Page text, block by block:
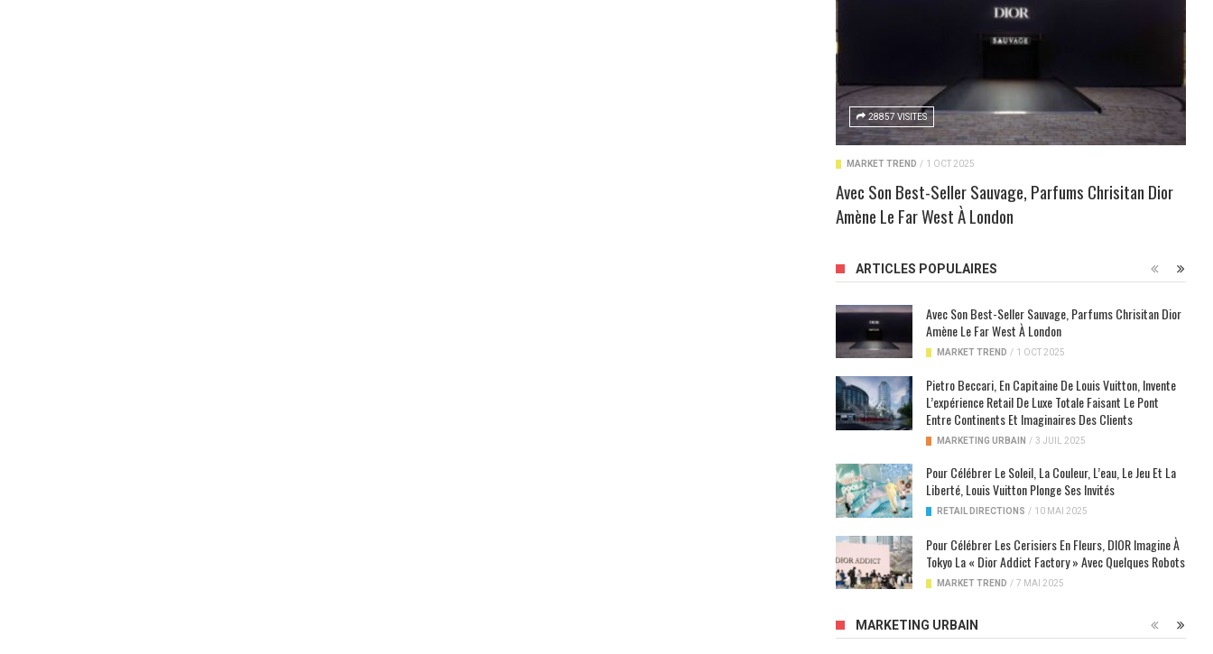
28857 VISITES
MARKET TREND / 1 OCT 2025
Avec Son Best-Seller Sauvage, Parfums Chrisitan Dior
Amène Le Far West À London
ARTICLES POPULAIRES
Avec Son Best-Seller Sauvage, Parfums Chrisitan Dior
Amène Le Far West À London
MARKET TREND / 1 OCT 2025
Pietro Beccari, En Capitaine De Louis Vuitton, Invente
L’expérience Retail De Luxe Totale Faisant Le Pont
Entre Continents Et Imaginaires Des Clients
MARKETING URBAIN / 3 JUIL 2025
Pour Célébrer Le Soleil, La Couleur, L’eau, Le Jeu Et La
Liberté, Louis Vuitton Plonge Ses Invités
RETAIL DIRECTIONS / 10 MAI 2025
Pour Célébrer Les Cerisiers En Fleurs, DIOR Imagine À
Tokyo La « Dior Addict Factory » Avec Quelques Robots
MARKET TREND / 7 MAI 2025
MARKETING URBAIN